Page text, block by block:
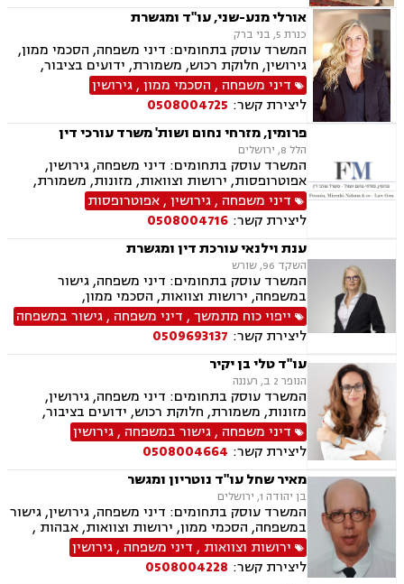
אורלי מנע-שני, עו"ד ומגשרת
כנרת 5, בני ברק
המשרד עוסק בתחומים: דיני משפחה, הסכמי ממון,
גירושין, חלוקת רכוש, משמורת, ידועים בציבור,
גישור במשפחה, ירושות וצוואות, ניכור הורי, נדל"ן,
ייפוי כוח מתמשך
דיני משפחה , הסכמי ממון,גירושין
ליצירת קשר: 0508004725
פרומין, מזרחי נחום ושות' משרד עורכי דין
הלל 8, ירושלים
המשרד עוסק בתחומים: דיני משפחה, גירושין,
אפוטרופסות, ירושות וצוואות, מזונות, משמורת,
ייפוי כוח מתמשך, ידועים בציבור, חלוקת רכוש,
הורות חד מינית, הסכמי ממון, דיני מקרקעין,
עסקאות מכר דירה, נדל"ן, ליקויי בנייה, פינוי בינוי,
פינוי מושכר, תמ"א 38, דיירות מוגנת , בנקים,
ערבויות ושטרות , פירוקים והקפאות הליכים, צווי
מניעה, ליווי עסקי, דיני חוזים, חדלות פירעון, פשיטת
רגל, הוצאה לפועל, גביית חובות, דיני חברות,
תביעות ייצוגיות, דיני עבודה
דיני משפחה ,גירושין,אפוטרופסות
ליצירת קשר: 0508004716
ענת וילנאי עורכת דין ומגשרת
השקד 96, שורש
המשרד עוסק בתחומים: דיני משפחה, גישור
במשפחה, ירושות וצוואות, הסכמי ממון,
אפוטרופסות, מזונות, משמורת, גירושין, חלוקת
רכוש, זמני שהות, ייפוי כוח מתמשך
ייפוי כוח מתמשך, דיני משפחה ,גישור במשפחה
ליצירת קשר: 0509693137
עו"ד טלי בן יקיר
הנופר 2 ב, רעננה
המשרד עוסק בתחומים: דיני משפחה, גירושין,
מזונות, משמורת, חלוקת רכוש, ידועים בציבור,
אבהות , הסכמי ממון, ירושות וצוואות, אפוטרופסות,
נישואים אזרחיים, הורות חד מינית
דיני משפחה ,גישור במשפחה ,גירושין
ליצירת קשר: 0508004664
מאיר שחל עו"ד נוטריון ומגשר
בן יהודה 1, ירושלים
המשרד עוסק בתחומים: דיני משפחה, גירושין, גישור
במשפחה, הסכמי ממון, ירושות וצוואות, אבהות ,
משמורת, אפוטרופסות, חלוקת רכוש, ידועים בציבור,
תיאום הורי, נוטריון, מגשרים
ירושות וצוואות , דיני משפחה ,גירושין
ליצירת קשר: 0508004228